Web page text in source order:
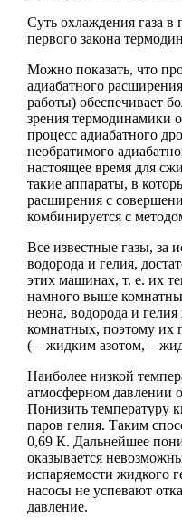
Суть охлаждения газа в
первого закона
Можно показать, что
адиабатного
работы) обеспечивает
зрения термодинамики
процесс адиабатного
необратимого
настоящее время для
такие аппараты, в
расширения с
комбинируется с
Все известные газы, за
водорода и гелия,
этих машинах, т. е. их
намного выше
неона, водорода и
комнатных, поэтому их
( – жидким азотом, –
Наиболее низкой
атмосферном давлении
Понизить температуру
паров гелия. Таким
0,69 К. Дальнейшее
оказывается
испаряемости жидкого
насосы не успевают
давление.